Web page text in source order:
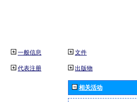
一般信息
代表注册
文件
出版物
相关活动